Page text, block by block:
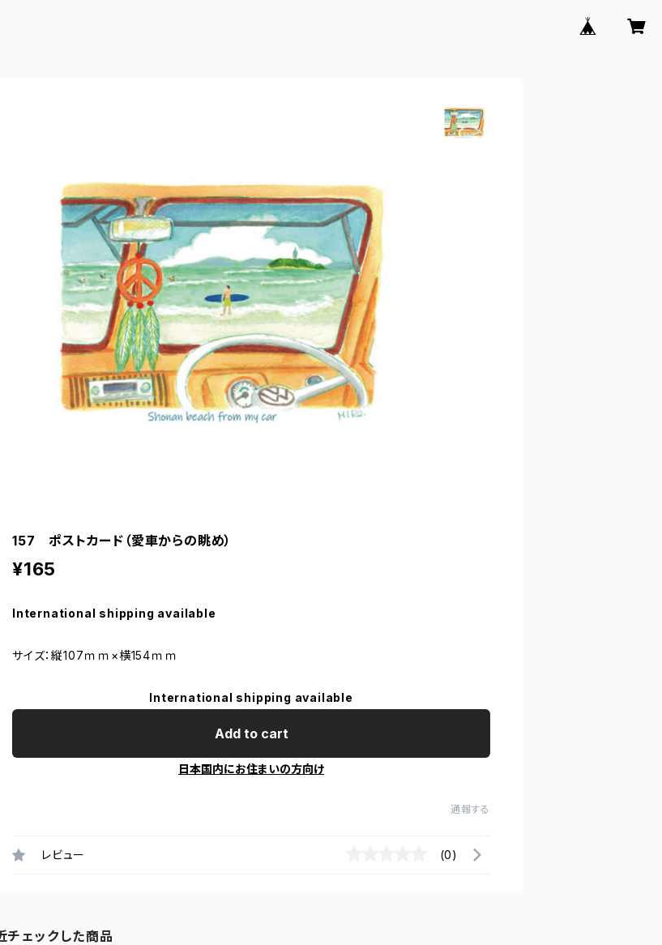
157 ポストカード（愛車からの眺め）
¥165
International shipping available
サイズ：縦107ｍｍ×横154ｍｍ
International shipping available
Add to cart
日本国内にお住まいの方向け
通報する
レビュー (0)
チェックした商品